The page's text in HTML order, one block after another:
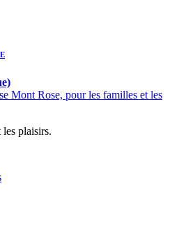
Mont Rose, pour les familles et les
les plaisirs.